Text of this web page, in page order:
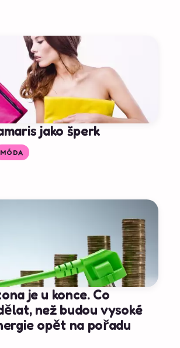
jako šperk
MÓDA
je u konce. Co
než budou vysoké
opět na pořadu